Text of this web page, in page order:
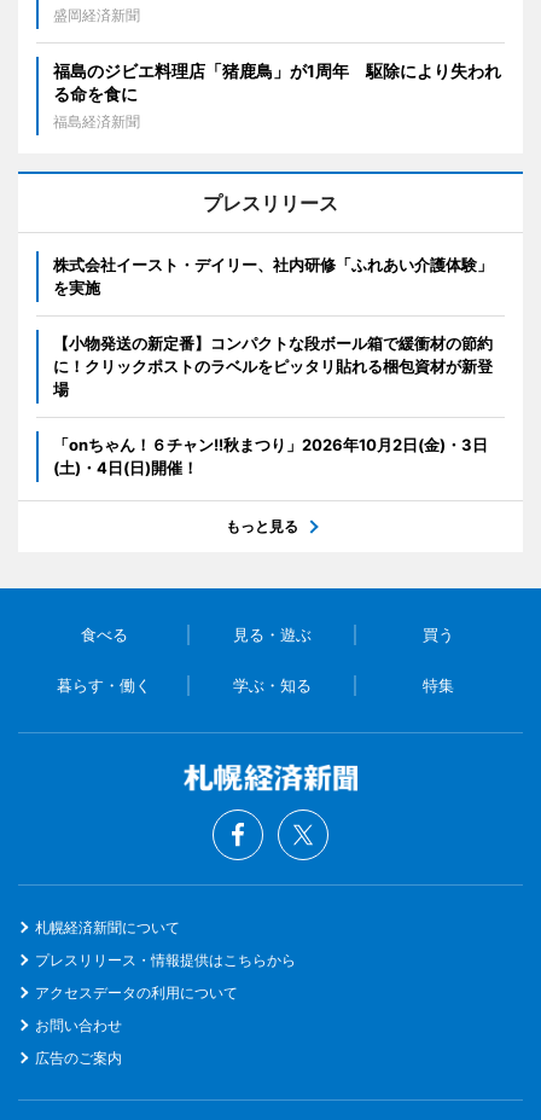
盛岡経済新聞
福島のジビエ料理店「猪鹿鳥」が1周年 駆除により失われ
る命を食に
福島経済新聞
プレスリリース
株式会社イースト・デイリー、社内研修「ふれあい介護体験」
を実施
【小物発送の新定番】コンパクトな段ボール箱で緩衝材の節約
に！クリックポストのラベルをピッタリ貼れる梱包資材が新登
場
「onちゃん！６チャン!!秋まつり」2026年10月2日(金)・3日
(土)・4日(日)開催！
もっと見る
食べる 見る・遊ぶ 買う
暮らす・働く 学ぶ・知る 特集
札幌経済新聞について
プレスリリース・情報提供はこちらから
アクセスデータの利用について
お問い合わせ
広告のご案内